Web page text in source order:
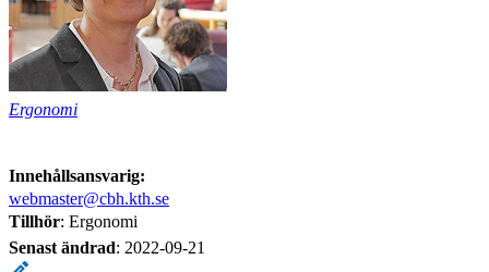
Ergonomi
Innehållsansvarig:
webmaster@cbh.kth.se
Tillhör: Ergonomi
Senast ändrad: 2022-09-21